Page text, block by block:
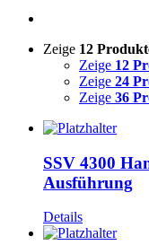
Zeige 12
Zeige 12
Zeige 24
Zeige 36
SSV 4300
Ausführung
Details